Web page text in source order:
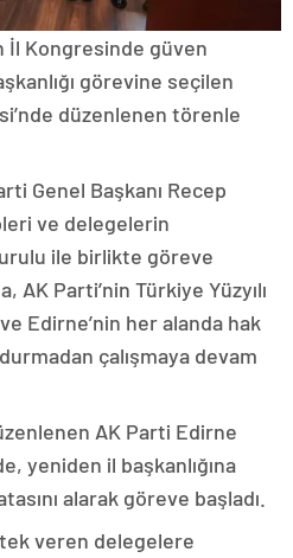
İl Kongresinde güven
görevine seçilen
düzenlenen törenle
Genel Başkanı Recep
ve delegelerin
ile birlikte göreve
Parti’nin Türkiye Yüzyılı
Edirne’nin her alanda hak
çalışmaya devam
AK Parti Edirne
yeniden il başkanlığına
alarak göreve başladı.
veren delegelere